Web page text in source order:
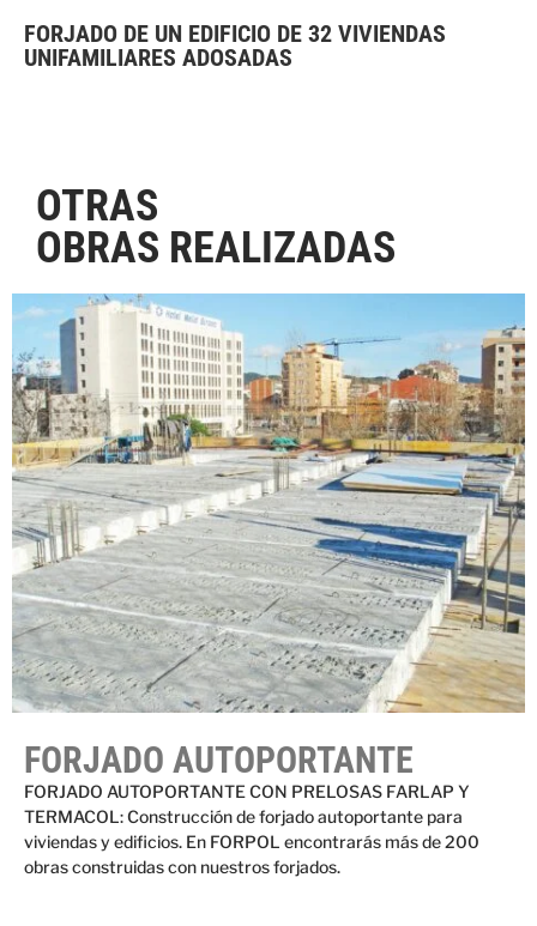
FORJADO DE UN EDIFICIO DE 32 VIVIENDAS
UNIFAMILIARES ADOSADAS
OTRAS
OBRAS REALIZADAS
FORJADO AUTOPORTANTE
FORJADO AUTOPORTANTE CON PRELOSAS FARLAP Y
TERMACOL: Construcción de forjado autoportante para
viviendas y edificios. En FORPOL encontrarás más de 200
obras construidas con nuestros forjados.